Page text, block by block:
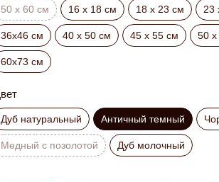
50 x 60 см 16 х 18 см 18 х 23 см 23
36х46 см 40 х 50 см 45 х 55 см 50
60х73 см
Дуб натуральный Античный темный
Медный с позолотой Дуб молочный